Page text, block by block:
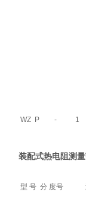
WZ P - 1
装配式热电阻测
型 号 分 度号